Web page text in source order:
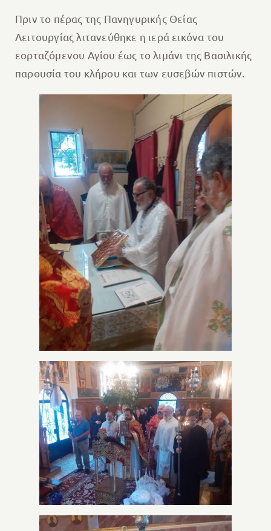
Πριν το πέρας της Πανηγυρικής Θείας
Λειτουργίας λιτανεύθηκε η ιερά εικόνα του
εορταζόμενου Αγίου έως το λιμάνι της Βασιλικής
παρουσία του κλήρου και των ευσεβών πιστών.